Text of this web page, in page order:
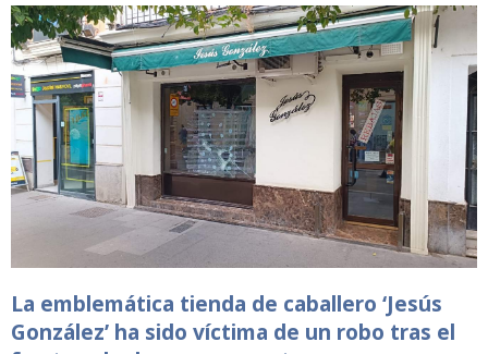
La emblemática tienda de caballero ‘Jesús
González’ ha sido víctima de un robo tras el